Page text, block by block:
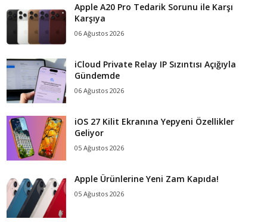
Apple A20 Pro Tedarik Sorunu ile Karşı
Karşıya
06 Ağustos 2026
iCloud Private Relay IP Sızıntısı Açığıyla
Gündemde
06 Ağustos 2026
iOS 27 Kilit Ekranına Yepyeni Özellikler
Geliyor
05 Ağustos 2026
Apple Ürünlerine Yeni Zam Kapıda!
05 Ağustos 2026